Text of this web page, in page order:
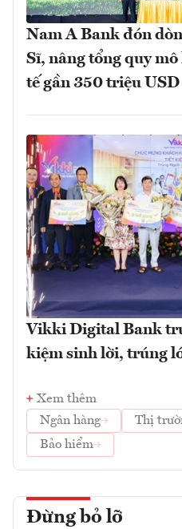
Nam A Bank đón
Sĩ, nâng tổng quy
tế gần 350 triệu USD
Vikki Digital Bank
kiệm sinh lời, trúng
Xem thêm
Ngân hàng
Thị
Bảo hiểm
Đừng bỏ lỡ